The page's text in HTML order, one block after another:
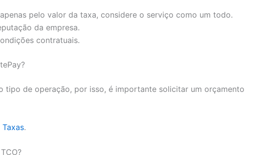
pelo valor da taxa, considere o serviço como um todo.
da empresa.
contratuais.
tipo de operação, por isso, é importante solicitar um orçamento
.